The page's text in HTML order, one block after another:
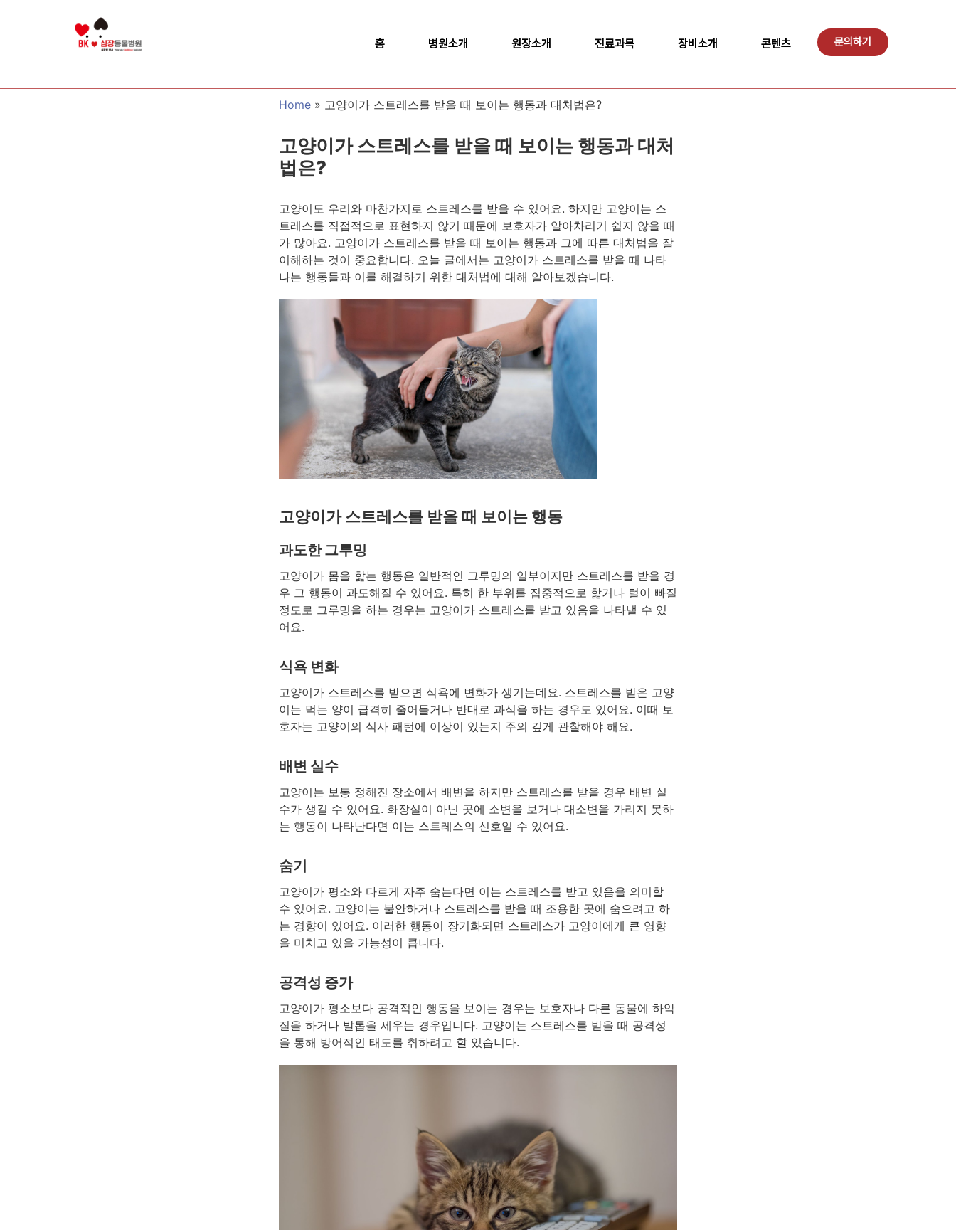
홈 병원소개 원장소개 진료과목 장비소개 콘텐츠 문의하기
Home » 고양이가 스트레스를 받을 때 보이는 행동과 대처법은?
고양이가 스트레스를 받을 때 보이는 행동과 대처
법은?
고양이도 우리와 마찬가지로 스트레스를 받을 수 있어요. 하지만 고양이는 스
트레스를 직접적으로 표현하지 않기 때문에 보호자가 알아차리기 쉽지 않을 때
가 많아요. 고양이가 스트레스를 받을 때 보이는 행동과 그에 따른 대처법을 잘
이해하는 것이 중요합니다. 오늘 글에서는 고양이가 스트레스를 받을 때 나타
나는 행동들과 이를 해결하기 위한 대처법에 대해 알아보겠습니다.
고양이가 스트레스를 받을 때 보이는 행동
과도한 그루밍
고양이가 몸을 핥는 행동은 일반적인 그루밍의 일부이지만 스트레스를 받을 경
우 그 행동이 과도해질 수 있어요. 특히 한 부위를 집중적으로 핥거나 털이 빠질
정도로 그루밍을 하는 경우는 고양이가 스트레스를 받고 있음을 나타낼 수 있
어요.
식욕 변화
고양이가 스트레스를 받으면 식욕에 변화가 생기는데요. 스트레스를 받은 고양
이는 먹는 양이 급격히 줄어들거나 반대로 과식을 하는 경우도 있어요. 이때 보
호자는 고양이의 식사 패턴에 이상이 있는지 주의 깊게 관찰해야 해요.
배변 실수
고양이는 보통 정해진 장소에서 배변을 하지만 스트레스를 받을 경우 배변 실
수가 생길 수 있어요. 화장실이 아닌 곳에 소변을 보거나 대소변을 가리지 못하
는 행동이 나타난다면 이는 스트레스의 신호일 수 있어요.
숨기
고양이가 평소와 다르게 자주 숨는다면 이는 스트레스를 받고 있음을 의미할
수 있어요. 고양이는 불안하거나 스트레스를 받을 때 조용한 곳에 숨으려고 하
는 경향이 있어요. 이러한 행동이 장기화되면 스트레스가 고양이에게 큰 영향
을 미치고 있을 가능성이 큽니다.
공격성 증가
고양이가 평소보다 공격적인 행동을 보이는 경우는 보호자나 다른 동물에 하악
질을 하거나 발톱을 세우는 경우입니다. 고양이는 스트레스를 받을 때 공격성
을 통해 방어적인 태도를 취하려고 할 있습니다.